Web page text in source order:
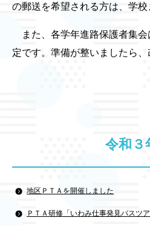
の郵送を希望される方は、学校
また、各学年進路保護者集会
定です。準備が整いましたら、
令和３
地区ＰＴＡを開催しました
ＰＴＡ研修「いわみ仕事発見バスツ